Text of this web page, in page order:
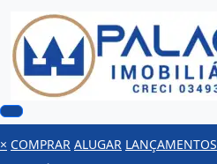
× COMPRAR ALUGAR LANÇAMENTOS